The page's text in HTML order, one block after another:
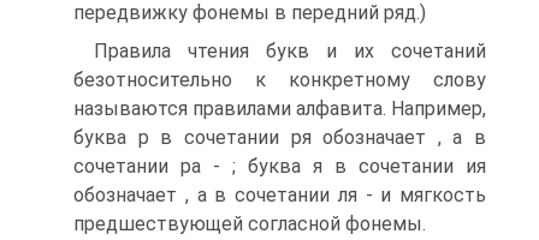
передвижку фонемы в передний ряд.)
Правила чтения букв и их сочетаний
безотносительно к конкретному слову
называются правилами алфавита. Например,
буква р в сочетании ря обозначает , а в
сочетании ра - ; буква я в сочетании ия
обозначает , а в сочетании ля - и мягкость
предшествующей согласной фонемы.